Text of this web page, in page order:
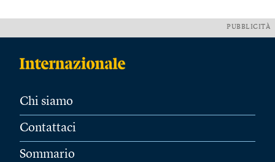
PUBBLICITÀ
Chi siamo
Contattaci
Sommario